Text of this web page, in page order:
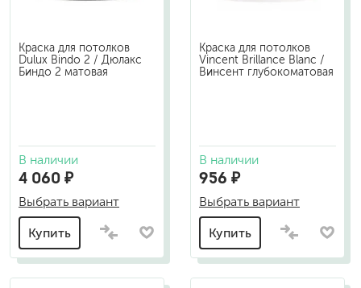
Краска для потолков
Dulux Bindo 2 / Дюлакс
Биндо 2 матовая
В наличии
4 060 ₽
Выбрать вариант
Купить
Краска для потолков
Vincent Brillance Blanc /
Винсент глубокоматовая
В наличии
956 ₽
Выбрать вариант
Купить